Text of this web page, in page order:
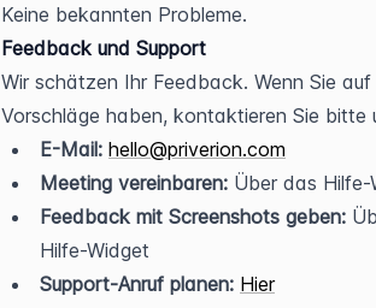
Keine bekannten Probleme.
Feedback und Support
Wir schätzen Ihr Feedback. Wenn Sie
Vorschläge haben, kontaktieren Sie bitte
E-Mail: hello@priverion.com
Meeting vereinbaren: Über das Hilfe-
Feedback mit Screenshots geben:
Hilfe-Widget
Support-Anruf planen: Hier